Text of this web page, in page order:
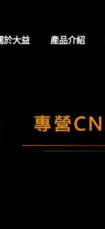
於大益 產品介紹